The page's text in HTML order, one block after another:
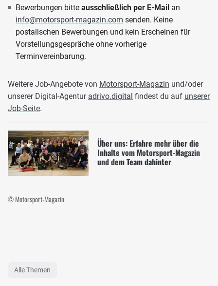
Bewerbungen bitte ausschließlich per E-Mail an
info@motorsport-magazin.com senden. Keine
postalischen Bewerbungen und kein Erscheinen für
Vorstellungsgespräche ohne vorherige
Terminvereinbarung.
Weitere Job-Angebote von Motorsport-Magazin und/oder
unserer Digital-Agentur adrivo.digital findest du auf unserer
Job-Seite.
Über uns: Erfahre mehr über die
Inhalte vom Motorsport-Magazin
und dem Team dahinter
© Motorsport-Magazin
Alle Themen